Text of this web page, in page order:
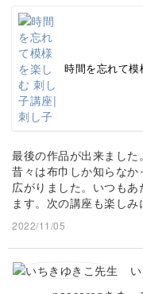
時間を忘れて
最後の作品が出来ました。
昔々は布巾しか知らな
広がりました。いつも
ます。次の講座も楽しみ
2022/11/05